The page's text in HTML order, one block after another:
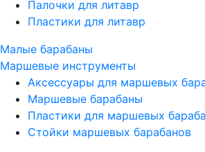
Палочки для литавр
Пластики для литавр
Малые барабаны
Маршевые инструменты
Аксессуары для маршевых
Маршевые барабаны
Пластики для маршевых
Стойки маршевых барабанов